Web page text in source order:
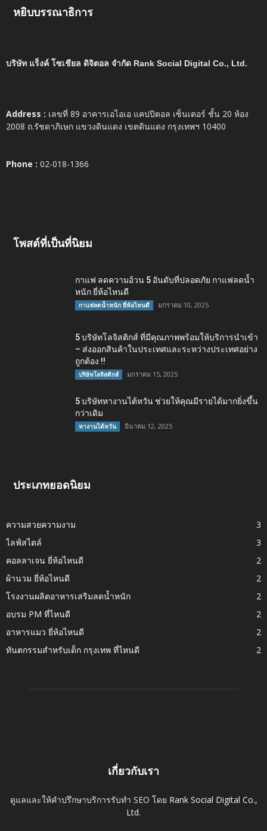
หยิบบรรณาธิการ
บริษัท แร็งค์ โซเชียล ดิจิตอล จำกัด Rank Social Digital Co., Ltd.
Address : เลขที่ 89 อาคารเอไอเอ แคปปิตอล เซ็นเตอร์ ชั้น 20 ห้อง
2008 ถ.รัชดาภิเษก แขวงดินแดง เขตดินแดง กรุงเทพฯ 10400
Phone : 02-018-1366
โพสต์ที่เป็นที่นิยม
กาแฟ ลดความอ้วน 5 อันดับที่ปลอดภัย กาแฟลดน้ำ
หนัก ยี่ห้อไหนดี
กาแฟลดน้ำหนัก ยี่ห้อไหนดี มกราคม 10, 2025
5 บริษัทโลจิสติกส์ ที่มีคุณภาพพร้อมให้บริการนำเข้า
– ส่งออกสินค้าในประเทศและระหว่างประเทศอย่าง
ถูกต้อง !!
บริษัทโลจิสติกส์ มกราคม 15, 2025
5 บริษัทหางานไต้หวัน ช่วยให้คุณมีรายได้มากยิ่งขึ้น
กว่าเดิม
หางานไต้หวัน มีนาคม 12, 2025
ประเภทยอดนิยม
ความสวยความงาม
3
ไลฟ์สไตล์
3
คอลลาเจน ยี่ห้อไหนดี
2
ผ้านวม ยี่ห้อไหนดี
2
โรงงานผลิตอาหารเสริมลดน้ำหนัก
2
อบรม PM ที่ไหนดี
2
อาหารแมว ยี่ห้อไหนดี
2
ทันตกรรมสำหรับเด็ก กรุงเทพ ที่ไหนดี
2
เกี่ยวกับเรา
ดูแลและให้คำปรึกษาบริการรับทำ SEO โดย Rank Social Digital Co.,
Ltd.